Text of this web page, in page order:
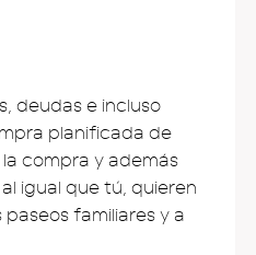
deudas e incluso
planificada de
compra y además
igual que tú, quieren
familiares y a